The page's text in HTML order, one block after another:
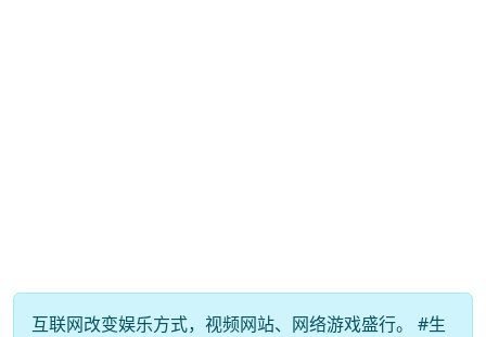
互联网改变娱乐方式，视频网站、网络游戏盛行。 #生